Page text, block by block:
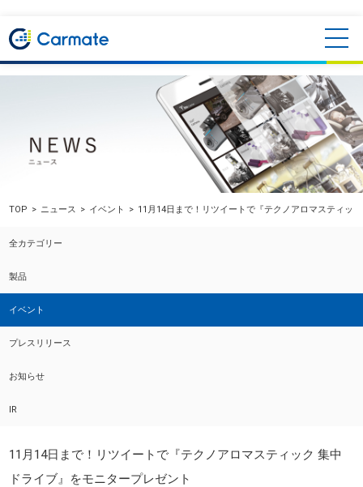
TOP ニュース イベント 11月14日まで！リツイートで『テクノアロマスティッ
全カテゴリー
製品
イベント
プレスリリース
お知らせ
IR
11月14日まで！リツイートで『テクノアロマスティック 集中
ドライブ』をモニタープレゼント